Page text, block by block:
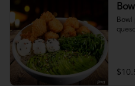
Bowl